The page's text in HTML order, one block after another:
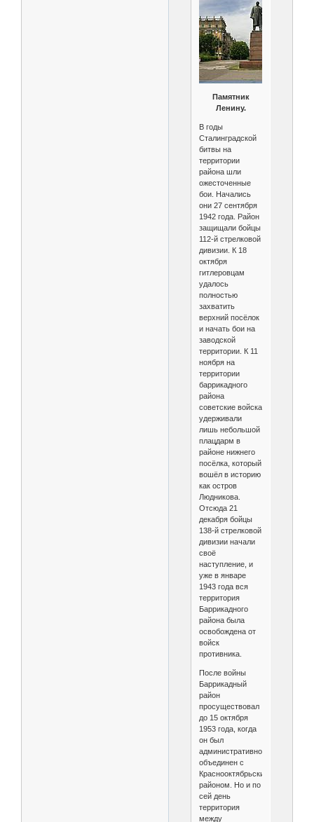
Памятник
Ленину.
В годы
Сталинградской
битвы на
территории
района шли
ожесточенные
бои. Начались
они 27 сентября
1942 года. Район
защищали бойцы
112-й стрелковой
дивизии. К 18
октября
гитлеровцам
удалось
полностью
захватить
верхний посёлок
и начать бои на
заводской
территории. К 11
ноября на
территории
баррикадного
района
советские войска
удерживали
лишь небольшой
плацдарм в
районе нижнего
посёлка, который
вошёл в историю
как остров
Людникова.
Отсюда 21
декабря бойцы
138-й стрелковой
дивизии начали
своё
наступление, и
уже в январе
1943 года вся
территория
Баррикадного
района была
освобождена от
войск
противника.
После войны
Баррикадный
район
просуществовал
до 15 октября
1953 года, когда
он был
административно
объединен с
Краснооктябрьским
районом. Но и по
сей день
территория
между